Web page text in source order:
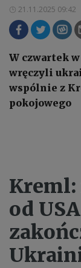
21.11.2025 09:42
W czwartek
wręczyli
wspólnie z
pokojowego
od